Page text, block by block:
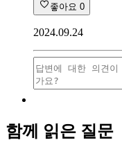
좋아요 0
2024.09.24
함께 읽은 질문